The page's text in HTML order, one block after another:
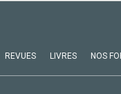
REVUES LIVRES NOS